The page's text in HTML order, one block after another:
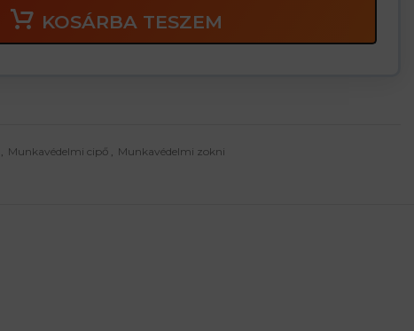
KOSÁRBA TESZEM
, Munkavédelmi cipő , Munkavédelmi zokni